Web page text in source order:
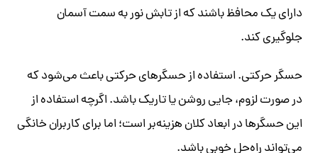
دارای یک محافظ باشند که از تابش نور به سمت آسمان
جلوگیری کند.
حسگر حرکتی. استفاده از حسگرهای حرکتی باعث می‌شود که
در صورت لزوم، جایی روشن یا تاریک باشد. اگرچه استفاده از
این حسگرها در ابعاد کلان هزینه‌بر است؛ اما برای کاربران خانگی
می‌تواند راه‌حل خوبی باشد.